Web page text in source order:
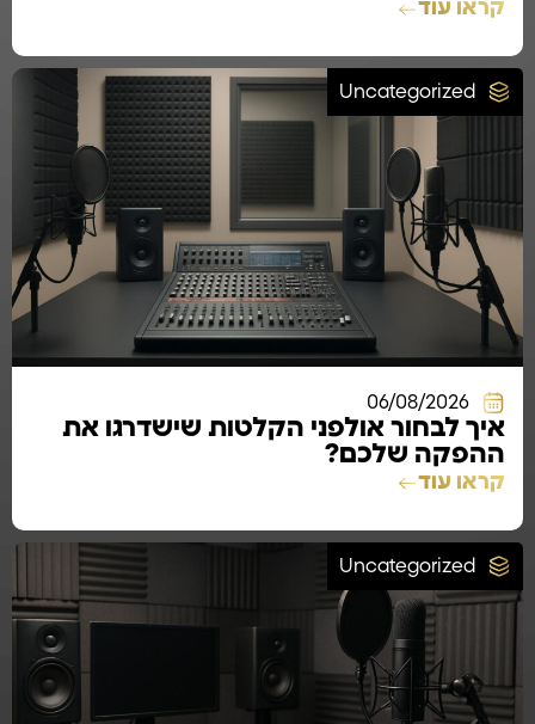
קראו עוד
Uncategorized
06/08/2026
איך לבחור אולפני הקלטות שישדרגו את
ההפקה שלכם?
קראו עוד
Uncategorized